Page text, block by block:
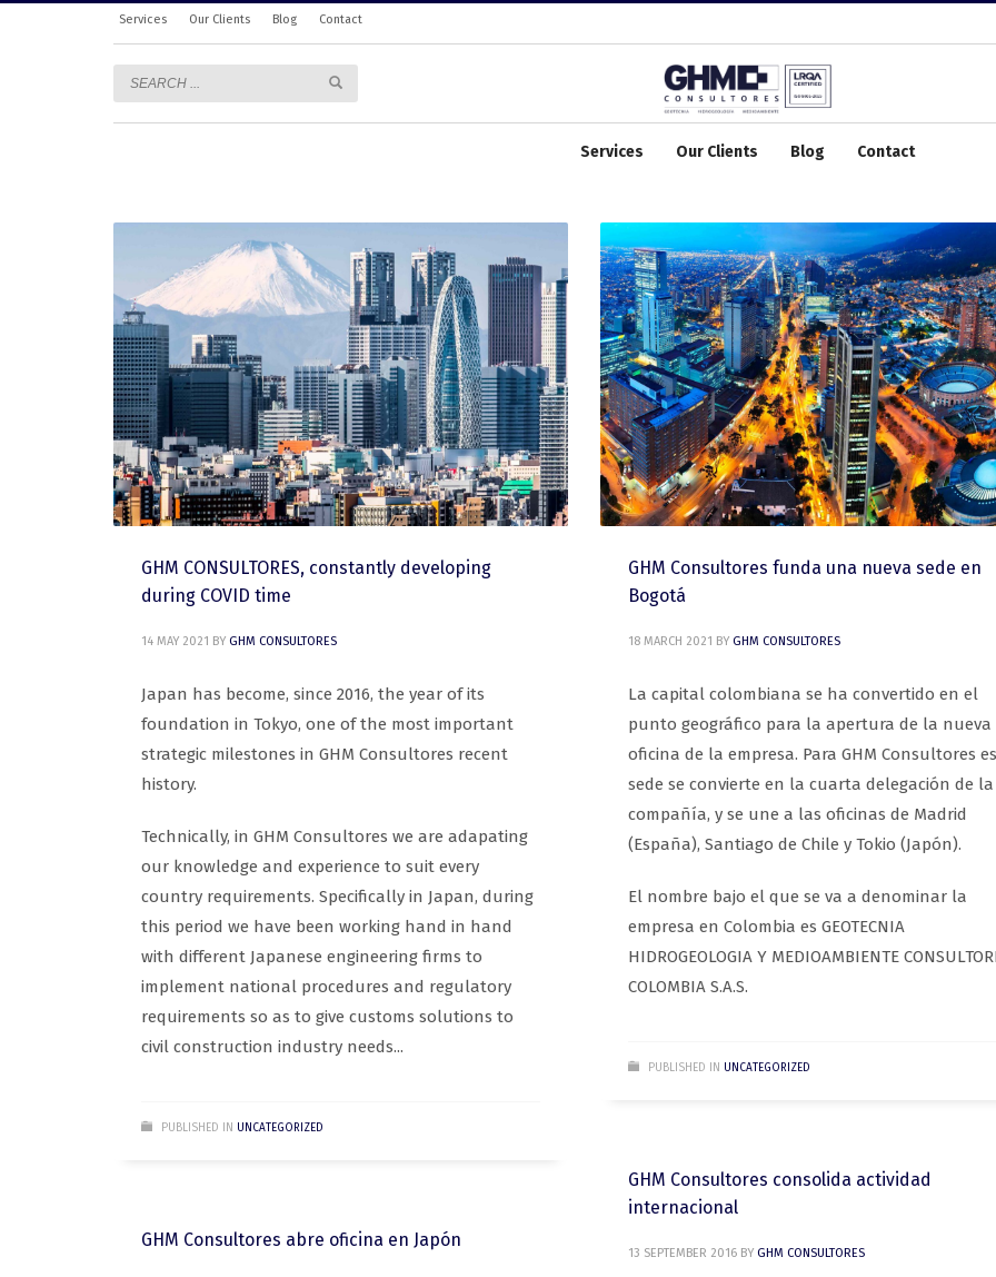
Services Our Clients Blog Contact
Services Our Clients Blog Contact
GHM CONSULTORES, constantly developing
during COVID time
14 MAY 2021 BY GHM CONSULTORES
Japan has become, since 2016, the year of its
foundation in Tokyo, one of the most important
strategic milestones in GHM Consultores recent
history.
Technically, in GHM Consultores we are adapating
our knowledge and experience to suit every
country requirements. Specifically in Japan, during
this period we have been working hand in hand
with different Japanese engineering firms to
implement national procedures and regulatory
requirements so as to give customs solutions to
civil construction industry needs...
PUBLISHED IN UNCATEGORIZED
GHM Consultores funda una nueva sede en
Bogotá
18 MARCH 2021 BY GHM CONSULTORES
La capital colombiana se ha convertido en el
punto geográfico para la apertura de la nueva
oficina de la empresa. Para GHM Consultores
sede se convierte en la cuarta delegación de la
compañía, y se une a las oficinas de Madrid
(España), Santiago de Chile y Tokio (Japón).
El nombre bajo el que se va a denominar la
empresa en Colombia es GEOTECNIA
HIDROGEOLOGIA Y MEDIOAMBIENTE
COLOMBIA S.A.S.
PUBLISHED IN UNCATEGORIZED
GHM Consultores consolida actividad
internacional
13 SEPTEMBER 2016 BY GHM CONSULTORES
GHM Consultores abre oficina en Japón